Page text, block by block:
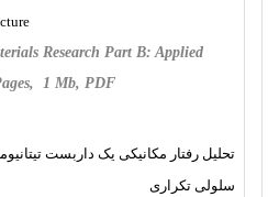
Research Part B: Applied
1 Mb, PDF
تحلیل رفتار مکانیکی یک داربست
سلولی تکراری